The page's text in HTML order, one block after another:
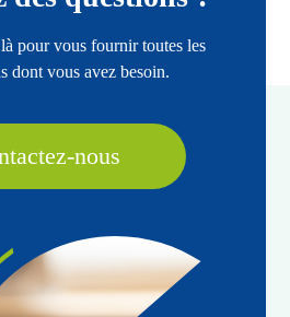
pour vous fournir toutes les
dont vous avez besoin.
nous